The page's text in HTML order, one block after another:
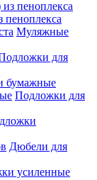
Муляжные
для
бумажные
Подложки для
Дюбели для
усиленные